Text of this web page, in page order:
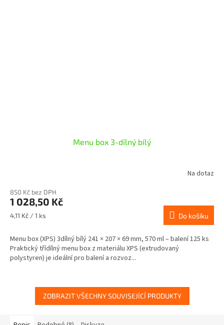
Menu box 3-dílný bílý
Na dotaz
850 Kč bez DPH
1 028,50 Kč
Měrná
4,11 Kč / 1 ks Do košíku
Menu box (XPS) 3dílný bílý 241 × 207 × 69 mm, 570 ml – balení 125 ks
Praktický třídílný menu box z materiálu XPS (extrudovaný
polystyren) je ideální pro balení a rozvoz...
ZOBRAZIT VŠECHNY SOUVISEJÍCÍ PRODUKTY